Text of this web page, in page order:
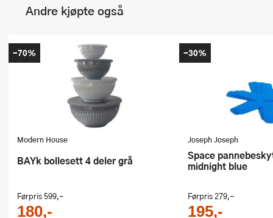
Andre kjøpte også
Modern House
bAYk bollesett 4 deler grå
Førpris599,-
180,-
-70%
Joseph Joseph
Space pannebeskyttersett 3 deler
midnight blue
Førpris279,-
195,-
-30%